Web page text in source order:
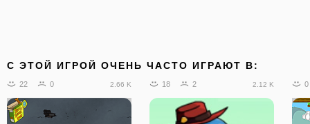
C ЭТОЙ ИГРОЙ ОЧЕНЬ ЧАСТО ИГРАЮТ В:
22 0 2.66 K 18 2 2.12 K 0